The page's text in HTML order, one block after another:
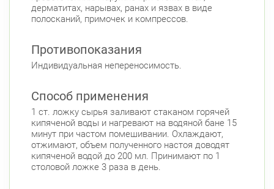
дерматитах, нарывах, ранах и язвах в виде
полосканий, примочек и компрессов.
Противопоказания
Индивидуальная непереносимость.
Способ применения
1 ст. ложку сырья заливают стаканом горячей
кипяченой воды и нагревают на водяной бане 15
минут при частом помешивании. Охлаждают,
отжимают, объем полученного настоя доводят
кипяченой водой до 200 мл. Принимают по 1
столовой ложке 3 раза в день.